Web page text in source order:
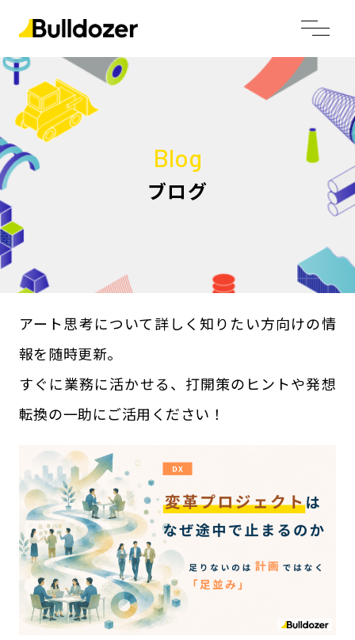
Blog
ブログ
アート思考について詳しく知りたい方向けの情
報を随時更新。
すぐに業務に活かせる、打開策のヒントや発想
転換の一助にご活用ください！